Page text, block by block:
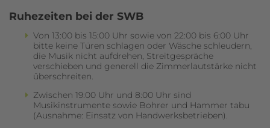
Ruhezeiten bei der SWB
Von 13:00 bis 15:00 Uhr sowie von 22:00 bis 6:00 Uhr
bitte keine Türen schlagen oder Wäsche schleudern,
die Musik nicht aufdrehen, Streitgespräche
verschieben und generell die Zimmerlautstärke nicht
überschreiten.
Zwischen 19:00 Uhr und 8:00 Uhr sind
Musikinstrumente sowie Bohrer und Hammer tabu
(Ausnahme: Einsatz von Handwerksbetrieben).